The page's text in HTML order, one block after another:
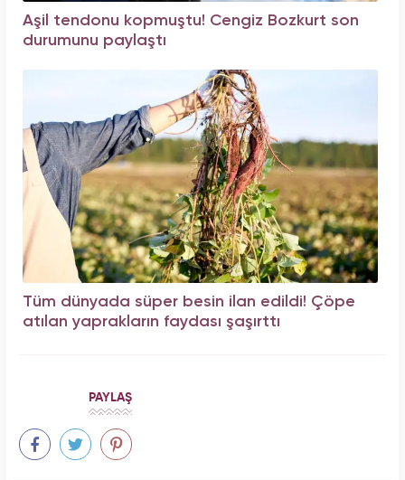
Aşil tendonu kopmuştu! Cengiz Bozkurt son
durumunu paylaştı
Tüm dünyada süper besin ilan edildi! Çöpe
atılan yaprakların faydası şaşırttı
PAYLAŞ